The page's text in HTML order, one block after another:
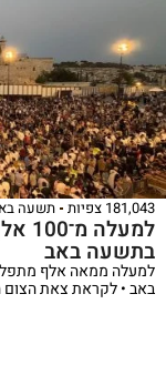
181,043 צפיות תשעה
בתשעה באב
למעלה ממאה אלף
באב • לקראת צאת
ספר